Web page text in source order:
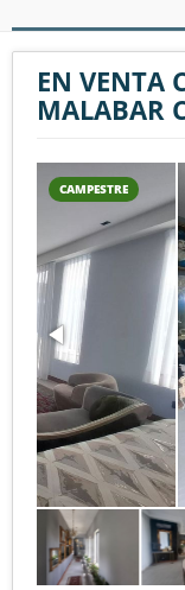
EN VENTA
MALABAR
CAMPESTRE